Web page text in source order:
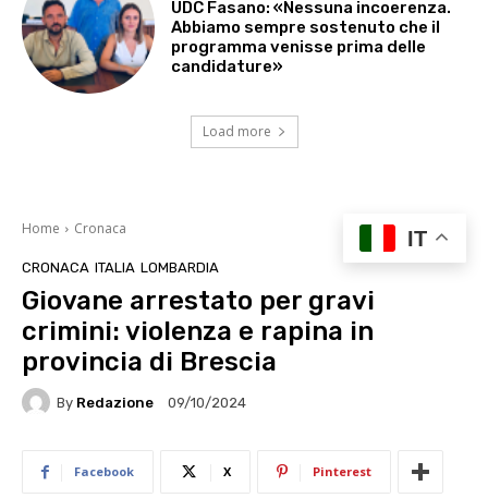
UDC Fasano: «Nessuna incoerenza.
Abbiamo sempre sostenuto che il
programma venisse prima delle
candidature»
Load more